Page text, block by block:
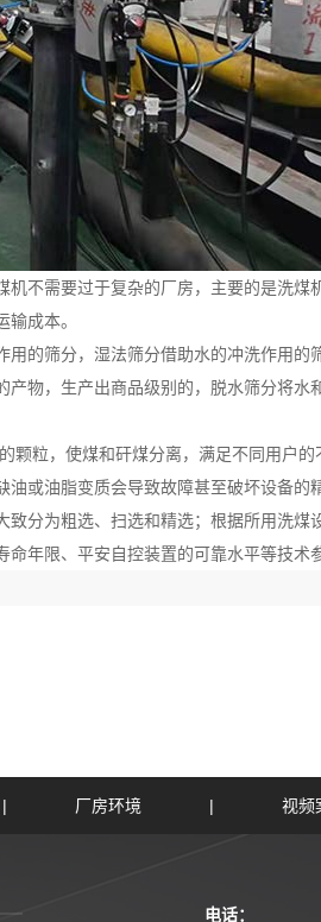
不需要过于复杂的厂房，主要的是洗煤
输成本。
的筛分，湿法筛分借助水的冲洗作用的
物，生产出商品级别的，脱水筛分将水
粒，使煤和矸煤分离，满足不同用户
或油脂变质会导致故障甚至破坏设备的
分为粗选、扫选和精选；根据所用洗煤
年限、平安自控装置的可靠水平等技术
| 厂房环境 | 视频
电话：